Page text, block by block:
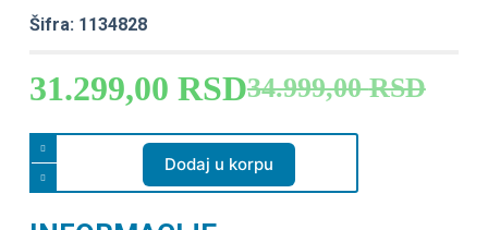
Šifra: 1134828
34.999,00RSD
31.299,00 RSD
Dodaj u korpu